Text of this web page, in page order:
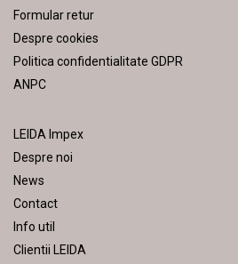
Formular retur
Despre cookies
Politica confidentialitate GDPR
ANPC
LEIDA Impex
Despre noi
News
Contact
Info util
Clientii LEIDA